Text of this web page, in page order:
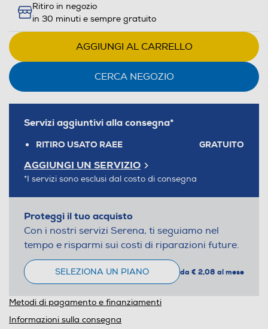
Ritiro in negozio
in 30 minuti e sempre gratuito
AGGIUNGI AL CARRELLO
CERCA NEGOZIO
Servizi aggiuntivi alla consegna*
RITIRO USATO RAEE GRATUITO
AGGIUNGI UN SERVIZIO
*I servizi sono esclusi dal costo di consegna
Proteggi il tuo acquisto
Con i nostri servizi Serena, ti seguiamo nel
tempo e risparmi sui costi di riparazioni future.
SELEZIONA UN PIANO da € 2,08 al mese
Metodi di pagamento e finanziamenti
Informazioni sulla consegna